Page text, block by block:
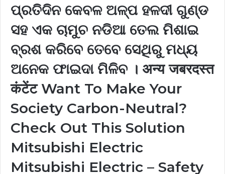
ପ୍ରତିଦିନ କେବଳ ଅଳ୍ପ ହଳଦୀ ଗୁଣ୍ଡ
ସହ ଏକ ଚାମୁଚ ନଡିଆ ତେଲ ମିଶାଇ
ବ୍ରଶ କରିବେ ତେବେ ସେଥିରୁ ମଧ୍ୟ
ଅନେକ ଫାଇଦା ମିଳିବ । अन्य जबरदस्त
कंटेंट Want To Make Your
Society Carbon-Neutral?
Check Out This Solution
Mitsubishi Electric
Mitsubishi Electric – Safety